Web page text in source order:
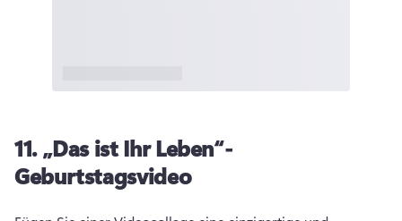
11.„Das ist Ihr Leben“-
Geburtstagsvideo